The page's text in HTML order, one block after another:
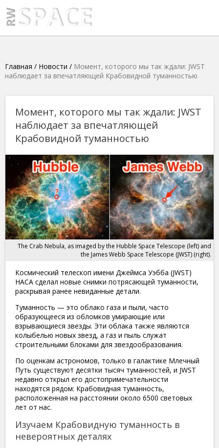
Главная / Новости / Момент, которого мы так ждали: JWST
наблюдает за впечатляющей Крабовидной туманностью
Момент, которого мы так ждали: JWST
наблюдает за впечатляющей
Крабовидной туманностью
The Crab Nebula, as imaged by the Hubble Space Telescope (left) and
the James Webb Space Telescope (JWST) (right).
Космический телескоп имени Джеймса Уэбба (JWST)
НАСА сделал новые снимки потрясающей туманности,
раскрывая ранее невиданные детали.
Туманность — это облако газа и пыли, часто
образующееся из обломков умирающие или
взрывающиеся звезды. Эти облака также являются
колыбелью новых звезд, а газ и пыль служат
строительными блоками для звездообразования.
По оценкам астрономов, только в галактике Млечный
Путь существуют десятки тысяч туманностей, и JWST
недавно открыл его достопримечательности
находятся рядом: Крабовидная туманность,
расположенная на расстоянии около 6500 световых
лет от нас.
Изучаем Крабовидную туманность в
невероятных деталях